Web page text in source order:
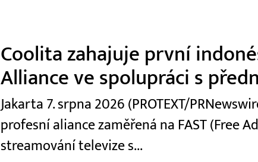
Coolita zahajuje první
Alliance ve spolupráci s
Jakarta 7. srpna 2026 (PROTEXT/
profesní aliance zaměřená na FAST (Free
streamování televize s...